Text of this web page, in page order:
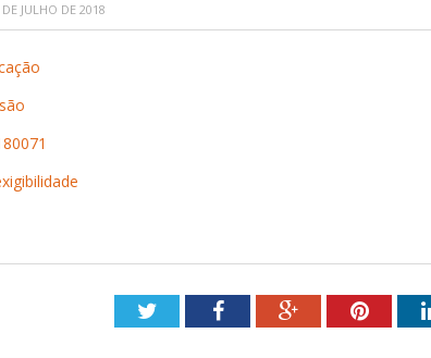
JULHO DE 2018
TwitterFacebookGoogle+